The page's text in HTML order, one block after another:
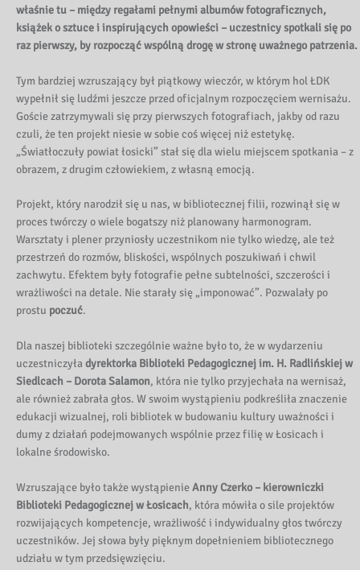
właśnie tu – między regałami pełnymi albumów fotograficznych,
książek o sztuce i inspirujących opowieści – uczestnicy spotkali się po
raz pierwszy, by rozpocząć wspólną drogę w stronę uważnego patrzenia.
Tym bardziej wzruszający był piątkowy wieczór, w którym hol ŁDK
wypełnił się ludźmi jeszcze przed oficjalnym rozpoczęciem wernisażu.
Goście zatrzymywali się przy pierwszych fotografiach, jakby od razu
czuli, że ten projekt niesie w sobie coś więcej niż estetykę.
„Światłoczuły powiat łosicki” stał się dla wielu miejscem spotkania – z
obrazem, z drugim człowiekiem, z własną emocją.
Projekt, który narodził się u nas, w bibliotecznej filii, rozwinął się w
proces twórczy o wiele bogatszy niż planowany harmonogram.
Warsztaty i plener przyniosły uczestnikom nie tylko wiedzę, ale też
przestrzeń do rozmów, bliskości, wspólnych poszukiwań i chwil
zachwytu. Efektem były fotografie pełne subtelności, szczerości i
wrażliwości na detale. Nie starały się „imponować”. Pozwalały po
prostu poczuć.
Dla naszej biblioteki szczególnie ważne było to, że w wydarzeniu
uczestniczyładyrektorka Biblioteki Pedagogicznej im. H. Radlińskiej w
Siedlcach – Dorota Salamon, która nie tylko przyjechała na wernisaż,
ale również zabrała głos. W swoim wystąpieniu podkreśliła znaczenie
edukacji wizualnej, roli bibliotek w budowaniu kultury uważności i
dumy z działań podejmowanych wspólnie przez filię w Łosicach i
lokalne środowisko.
Wzruszające było także wystąpienieAnny Czerko – kierowniczki
Biblioteki Pedagogicznej w Łosicach, która mówiła o sile projektów
rozwijających kompetencje, wrażliwość i indywidualny głos twórczy
uczestników. Jej słowa były pięknym dopełnieniem bibliotecznego
udziału w tym przedsięwzięciu.